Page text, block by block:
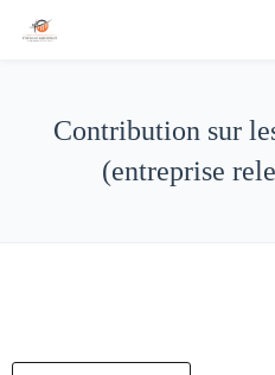
Contribution sur
(entreprise